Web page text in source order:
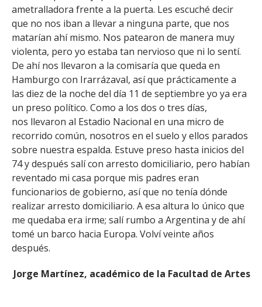
ametralladora frente a la puerta. Les escuché decir
que no nos iban a llevar a ninguna parte, que nos
matarían ahí mismo. Nos patearon de manera muy
violenta, pero yo estaba tan nervioso que ni lo sentí.
De ahí nos llevaron a la comisaría que queda en
Hamburgo con Irarrázaval, así que prácticamente a
las diez de la noche del día 11 de septiembre yo ya era
un preso político. Como a los dos o tres días,
nos llevaron al Estadio Nacional en una micro de
recorrido común, nosotros en el suelo y ellos parados
sobre nuestra espalda. Estuve preso hasta inicios del
74 y después salí con arresto domiciliario, pero habían
reventado mi casa porque mis padres eran
funcionarios de gobierno, así que no tenía dónde
realizar arresto domiciliario. A esa altura lo único que
me quedaba era irme; salí rumbo a Argentina y de ahí
tomé un barco hacia Europa. Volví veinte años
después.
Jorge Martínez, académico de la Facultad de Artes